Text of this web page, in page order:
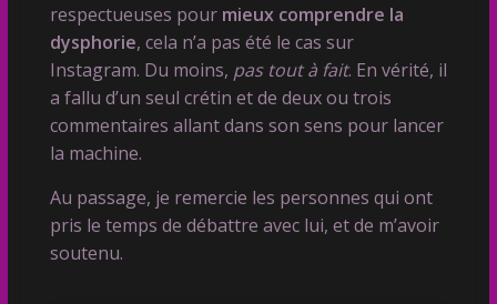
respectueuses pour mieux comprendre la
dysphorie, cela n’a pas été le cas sur
Instagram. Du moins, pas tout à fait. En vérité, il
a fallu d’un seul crétin et de deux ou trois
commentaires allant dans son sens pour lancer
la machine.
Au passage, je remercie les personnes qui ont
pris le temps de débattre avec lui, et de m’avoir
soutenu.